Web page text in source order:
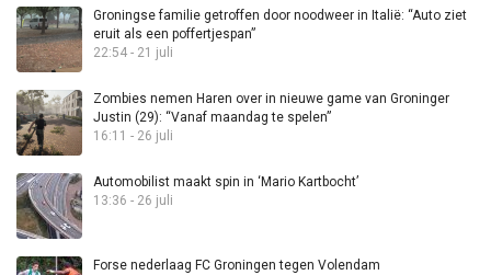
Groningse familie getroffen door noodweer in Italië: “Auto ziet
eruit als een poffertjespan”
22:54 - 21 juli
Zombies nemen Haren over in nieuwe game van Groninger
Justin (29): “Vanaf maandag te spelen”
16:11 - 26 juli
Automobilist maakt spin in ‘Mario Kartbocht’
13:36 - 26 juli
Forse nederlaag FC Groningen tegen Volendam